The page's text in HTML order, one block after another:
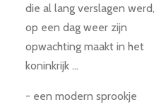
die al lang verslagen werd,
op een dag weer zijn
opwachting maakt in het
koninkrijk …
- een modern sprookje